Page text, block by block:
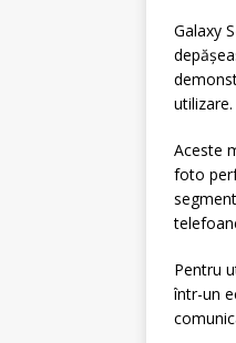
Galaxy
utilizare.
Aceste
foto
Pentru
într-un